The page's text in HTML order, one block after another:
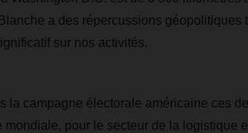
a des répercussions géopolitiques
sur nos activités.
la campagne électorale américaine ces
pour le secteur de la logistique